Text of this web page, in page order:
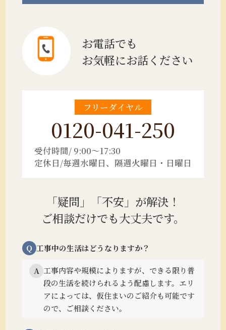
お電話でも
お気軽にお話ください
フリーダイヤル
0120-041-250
受付時間/ 9:00～17:30
定休日/毎週水曜日、隔週火曜日・日曜日
「疑問」「不安」が解決！
ご相談だけでも大丈夫です。
Q 工事中の生活はどうなりますか？
A 工事内容や規模によりますが、できる限り普
段の生活を続けられるよう配慮します。 エリ
アによっては、仮住まいのご紹介も可能です
ので、ご相談ください。